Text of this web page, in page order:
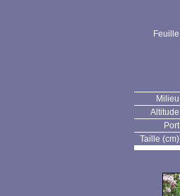
Feuille
Milieu
Altitude
Port
Taille (cm)